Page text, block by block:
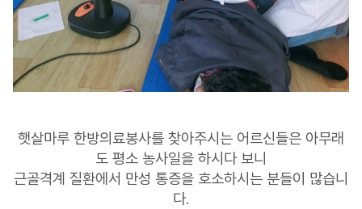
햇살마루 한방의료봉사를 찾아주시는 어르신들은 아무래
도 평소 농사일을 하시다 보니
근골격계 질환에서 만성 통증을 호소하시는 분들이 많습니
다.